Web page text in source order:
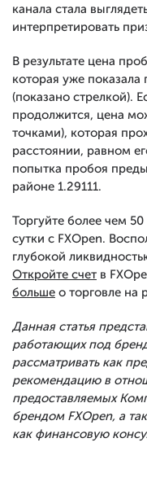
канала стала
интерпретировать
В результате цена
которая уже
(показано стрелкой).
продолжится, цена
точками), которая
расстоянии, равном
попытка пробоя
районе 1.29111.
Торгуйте более чем
сутки с FXOpen.
глубокой
Откройте счет в
больше о торговле на
Данная статья
работающих под
рассматривать как
рекомендацию в
предоставляемых
брендом FXOpen, а
как финансовую